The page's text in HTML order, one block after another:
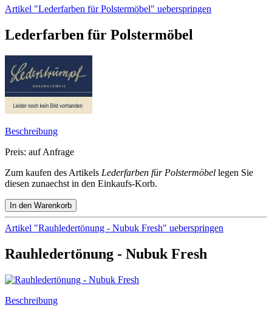
Artikel "Lederfarben für Polstermöbel" ueberspringen
Lederfarben für Polstermöbel
Beschreibung
Preis: auf Anfrage
Zum kaufen des Artikels Lederfarben für Polstermöbel legen Sie
diesen zunaechst in den Einkaufs-Korb.
Artikel "Rauhledertönung - Nubuk Fresh" ueberspringen
Rauhledertönung - Nubuk Fresh
Beschreibung